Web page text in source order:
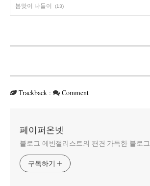
봄맞이 나들이 (13)
Trackback : Comment
페이퍼온넷
블로그 에반절리스트의 편견 가득한 블로그
구독하기